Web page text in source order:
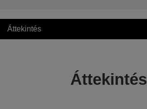
Áttekintés
Áttekintés